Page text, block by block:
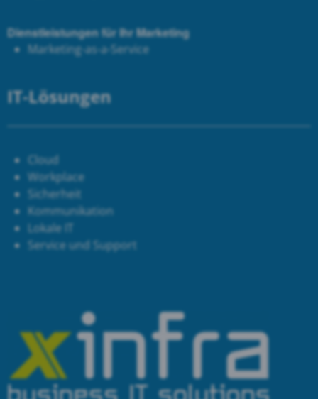
Dienstleistungen für Ihr Marketing
Marketing-as-a-Service
IT-Lösungen
Cloud
Workplace
Sicherheit
Kommunikation
Lokale IT
Service und Support